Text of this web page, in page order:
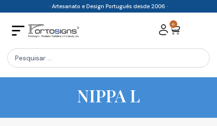
content
· Artesanato e Design Português desde 2006 ·
0
Cart
Search
...
NIPPA L